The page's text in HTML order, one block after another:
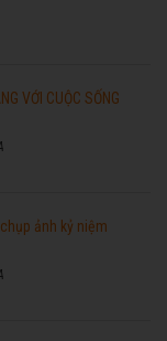
VỚI CUỘC SỐNG
ảnh kỷ niệm